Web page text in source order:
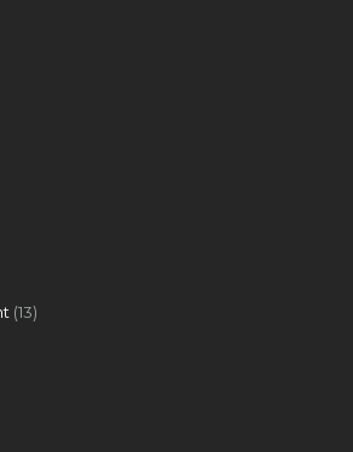
(13)